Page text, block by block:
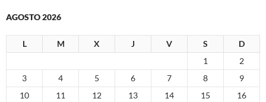
AGOSTO 2026
L M X J V S
D
1
2
3
4 5 6 7 8
9
10
11 12 13 14 15
16